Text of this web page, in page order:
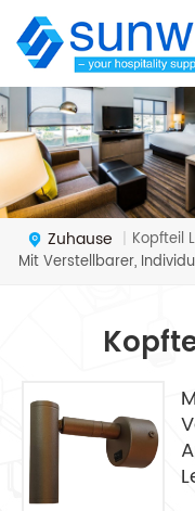
Zuhause | Kopfteil
Mit Verstellbarer,